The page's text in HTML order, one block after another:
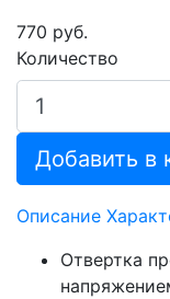
770 руб.
Количество
Добавить в
Описание
Отвертка